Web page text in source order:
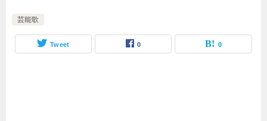
芸能歌
Tweet 0 0